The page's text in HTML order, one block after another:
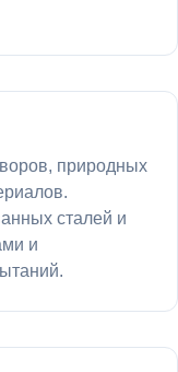
природных
сталей и
и